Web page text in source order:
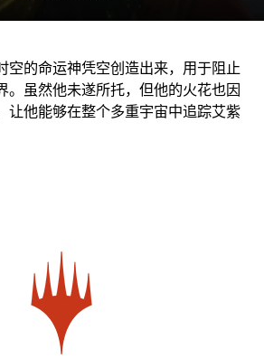
空的命运神凭空创造出来，用于阻止
。虽然他未遂所托，但他的火花也因
让他能够在整个多重宇宙中追踪艾紫